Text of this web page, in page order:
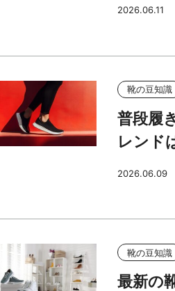
2026.06.11
靴の豆知識
普段履
レンド
2026.06.09
靴の豆知識
最新の